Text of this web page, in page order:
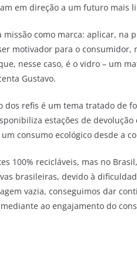
em direção a um futuro mais
como marca: aplicar, na
motivador para o consumidor,
nesse caso, é o vidro – um
Gustavo.
dos refis é um tema tratado de
estações de
consumo ecológico desde a
100% recicláveis, mas no
brasileiras, devido à
vazia, conseguimos dar
ao engajamento do